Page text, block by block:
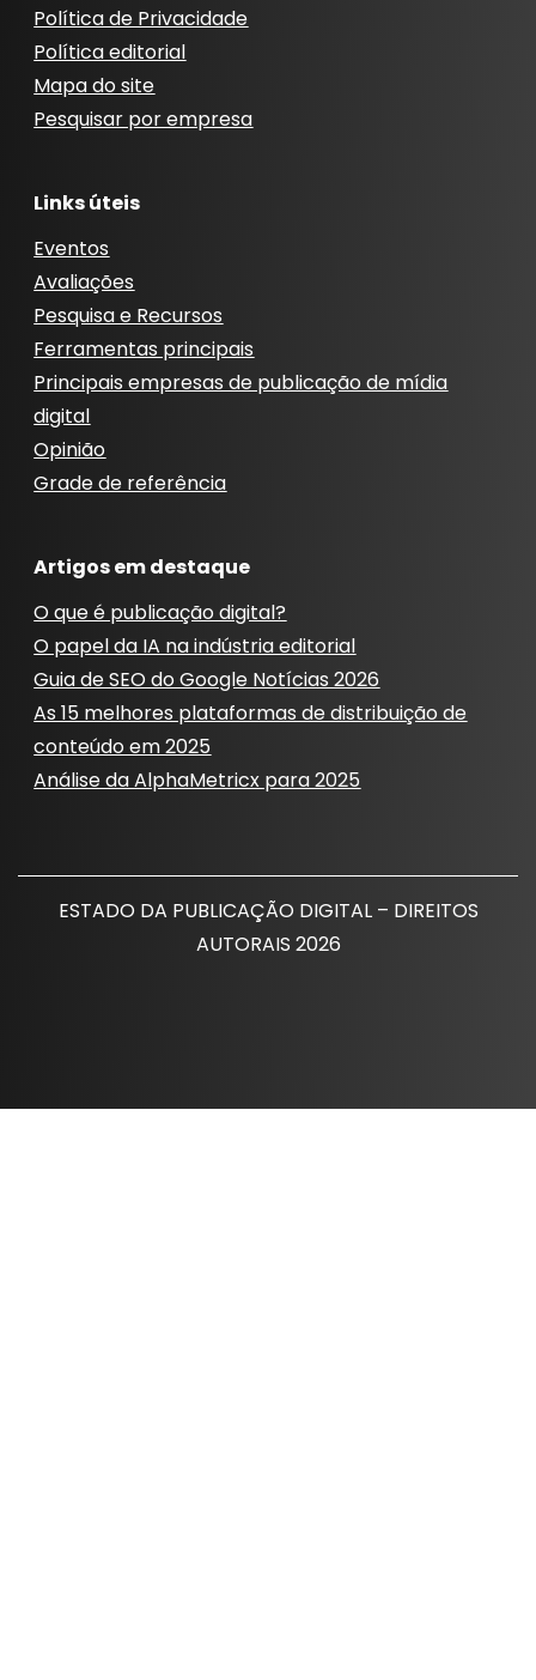
Política de Privacidade
Política editorial
Mapa do site
Pesquisar por empresa
Links úteis
Eventos
Avaliações
Pesquisa e Recursos
Ferramentas principais
Principais empresas de publicação de mídia
digital
Opinião
Grade de referência
Artigos em destaque
O que é publicação digital?
O papel da IA ​​na indústria editorial
Guia de SEO do Google Notícias 2026
As 15 melhores plataformas de distribuição de
conteúdo em 2025
Análise da AlphaMetricx para 2025
ESTADO DA PUBLICAÇÃO DIGITAL – DIREITOS
AUTORAIS 2026